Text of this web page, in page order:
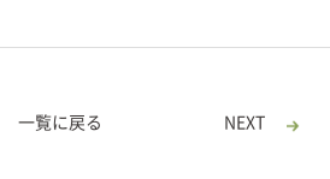
一覧に戻る NEXT